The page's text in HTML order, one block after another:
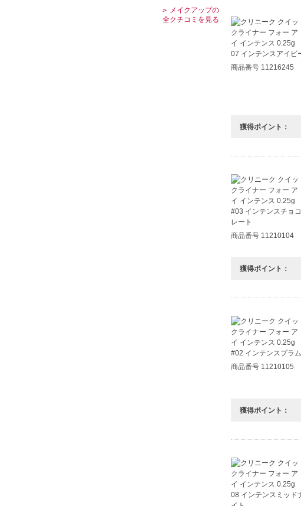
商品番号 11216245
獲得ポイント：
商品番号 11210104
獲得ポイント：
商品番号 11210105
獲得ポイント：
メイクアップの
全クチコミを見る